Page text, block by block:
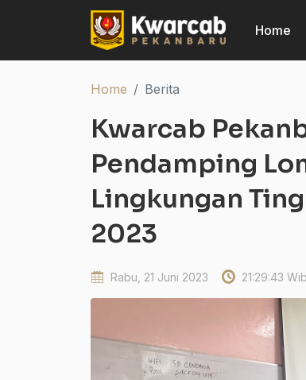
Home
Home Berita
Kwarcab
Pendamping
Lingkungan
2023
Rabu, 21 Juni 2023 21:29:43 Wib